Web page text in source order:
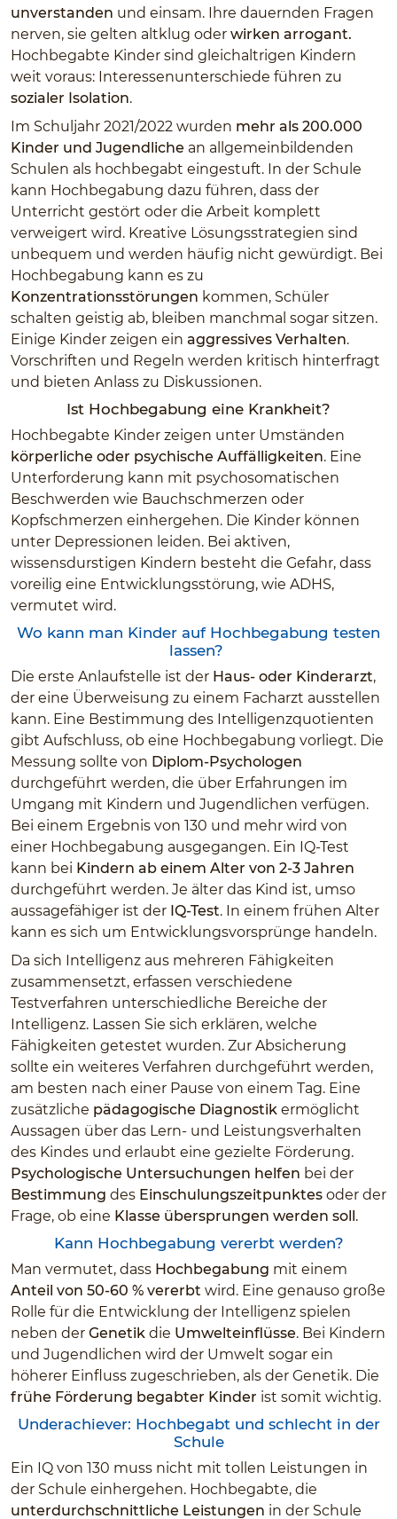
unverstanden und einsam. Ihre dauernden Fragen
nerven, sie gelten altklug oder wirken arrogant.
Hochbegabte Kinder sind gleichaltrigen Kindern
weit voraus: Interessenunterschiede führen zu
sozialer Isolation.
Im Schuljahr 2021/2022 wurden mehr als 200.000
Kinder und Jugendliche an allgemeinbildenden
Schulen als hochbegabt eingestuft. In der Schule
kann Hochbegabung dazu führen, dass der
Unterricht gestört oder die Arbeit komplett
verweigert wird. Kreative Lösungsstrategien sind
unbequem und werden häufig nicht gewürdigt. Bei
Hochbegabung kann es zu
Konzentrationsstörungen kommen, Schüler
schalten geistig ab, bleiben manchmal sogar sitzen.
Einige Kinder zeigen ein aggressives Verhalten.
Vorschriften und Regeln werden kritisch hinterfragt
und bieten Anlass zu Diskussionen.
Ist Hochbegabung eine Krankheit?
Hochbegabte Kinder zeigen unter Umständen
körperliche oder psychische Auffälligkeiten. Eine
Unterforderung kann mit psychosomatischen
Beschwerden wie Bauchschmerzen oder
Kopfschmerzen einhergehen. Die Kinder können
unter Depressionen leiden. Bei aktiven,
wissensdurstigen Kindern besteht die Gefahr, dass
voreilig eine Entwicklungsstörung, wie ADHS,
vermutet wird.
Wo kann man Kinder auf Hochbegabung testen
lassen?
Die erste Anlaufstelle ist der Haus- oder Kinderarzt,
der eine Überweisung zu einem Facharzt ausstellen
kann. Eine Bestimmung des Intelligenzquotienten
gibt Aufschluss, ob eine Hochbegabung vorliegt. Die
Messung sollte von Diplom-Psychologen
durchgeführt werden, die über Erfahrungen im
Umgang mit Kindern und Jugendlichen verfügen.
Bei einem Ergebnis von 130 und mehr wird von
einer Hochbegabung ausgegangen. Ein IQ-Test
kann bei Kindern ab einem Alter von 2-3 Jahren
durchgeführt werden. Je älter das Kind ist, umso
aussagefähiger ist der IQ-Test. In einem frühen Alter
kann es sich um Entwicklungsvorsprünge handeln.
Da sich Intelligenz aus mehreren Fähigkeiten
zusammensetzt, erfassen verschiedene
Testverfahren unterschiedliche Bereiche der
Intelligenz. Lassen Sie sich erklären, welche
Fähigkeiten getestet wurden. Zur Absicherung
sollte ein weiteres Verfahren durchgeführt werden,
am besten nach einer Pause von einem Tag. Eine
zusätzliche pädagogische Diagnostik ermöglicht
Aussagen über das Lern- und Leistungsverhalten
des Kindes und erlaubt eine gezielte Förderung.
Psychologische Untersuchungen helfen bei der
Bestimmung des Einschulungszeitpunktes oder der
Frage, ob eine Klasse übersprungen werden soll.
Kann Hochbegabung vererbt werden?
Man vermutet, dass Hochbegabung mit einem
Anteil von 50-60 % vererbt wird. Eine genauso große
Rolle für die Entwicklung der Intelligenz spielen
neben der Genetik die Umwelteinflüsse. Bei Kindern
und Jugendlichen wird der Umwelt sogar ein
höherer Einfluss zugeschrieben, als der Genetik. Die
frühe Förderung begabter Kinder ist somit wichtig.
Underachiever: Hochbegabt und schlecht in der
Schule
Ein IQ von 130 muss nicht mit tollen Leistungen in
der Schule einhergehen. Hochbegabte, die
unterdurchschnittliche Leistungen in der Schule